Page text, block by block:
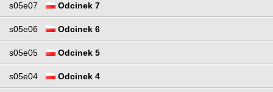
s05e07 Odcinek 7
s05e06 Odcinek 6
s05e05 Odcinek 5
s05e04 Odcinek 4